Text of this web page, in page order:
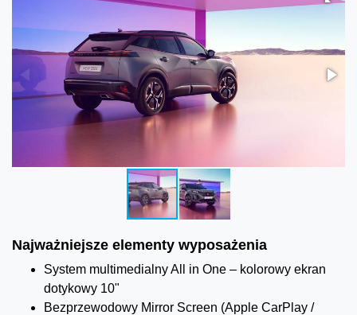
Najważniejsze elementy wyposażenia
System multimedialny All in One – kolorowy ekran
dotykowy 10"
Bezprzewodowy Mirror Screen (Apple CarPlay /